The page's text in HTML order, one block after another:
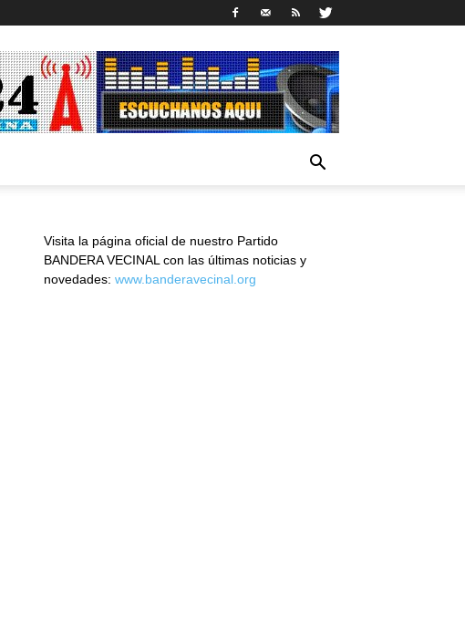
Visita la página oficial de nuestro Partido
BANDERA VECINAL con las últimas noticias y
novedades: www.banderavecinal.org